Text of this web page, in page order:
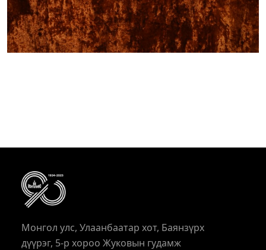
Монгол улс, Улаанбаатар хот, Баянзүрх
дүүрэг, 5-р хороо Жуковын гудамж